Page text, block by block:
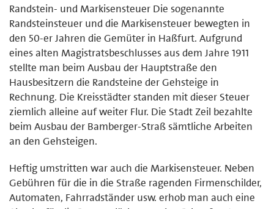
Randstein- und Markisensteuer Die sogenannte
Randsteinsteuer und die Markisensteuer bewegten in
den 50-er Jahren die Gemüter in Haßfurt. Aufgrund
eines alten Magistratsbeschlusses aus dem Jahre 1911
stellte man beim Ausbau der Hauptstraße den
Hausbesitzern die Randsteine der Gehsteige in
Rechnung. Die Kreisstädter standen mit dieser Steuer
ziemlich alleine auf weiter Flur. Die Stadt Zeil bezahlte
beim Ausbau der Bamberger-Straß sämtliche Arbeiten
an den Gehsteigen.
Heftig umstritten war auch die Markisensteuer. Neben
Gebühren für die in die Straße ragenden Firmenschilder,
Automaten, Fahrradständer usw. erhob man auch eine